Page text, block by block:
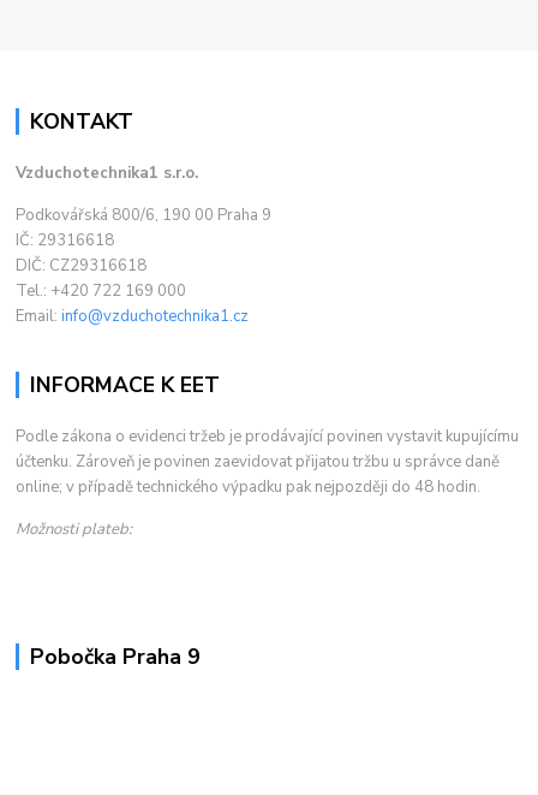
KONTAKT
Vzduchotechnika1 s.r.o.
Podkovářská 800/6, 190 00 Praha 9
IČ: 29316618
DIČ: CZ29316618
Tel.: +420 722 169 000
Email:info@vzduchotechnika1.cz
INFORMACE K EET
Podle zákona o evidenci tržeb je prodávající povinen vystavit kupujícímu
účtenku. Zároveň je povinen zaevidovat přijatou tržbu u správce daně
online; v případě technického výpadku pak nejpozději do 48 hodin.
Možnosti plateb:
Pobočka Praha 9